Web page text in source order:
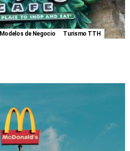
Modelos de Negocio Turismo TTH